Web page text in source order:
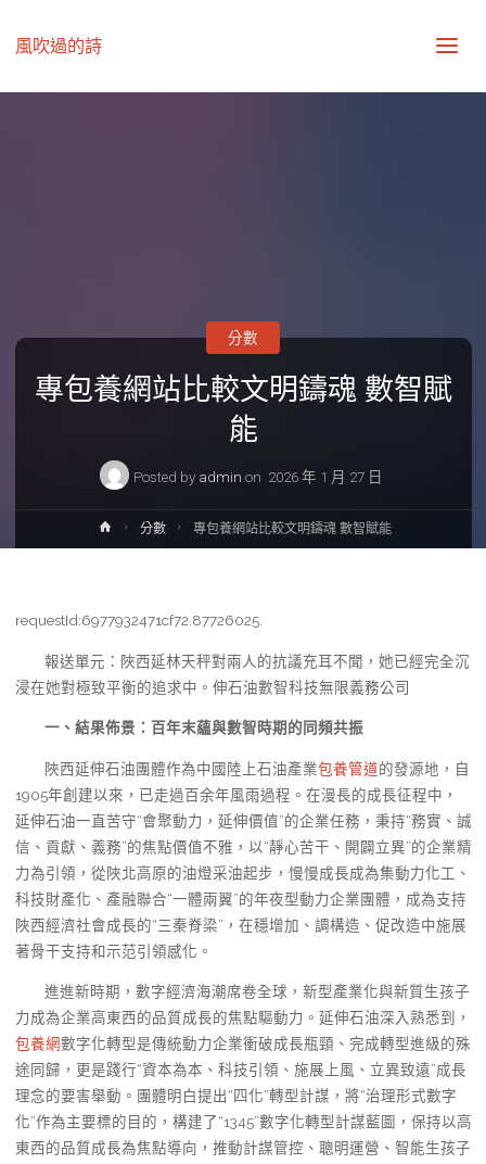
風吹過的詩
專包養網站比較文明鑄魂 數智賦
能
Posted by admin on 2026 年 1 月 27 日
分數
Home分數 專包養網站比較文明鑄魂 數智賦能
requestId:6977932471cf72.87726025.
報送單元：陜西延林天秤對兩人的抗議充耳不聞，她已經完全沉
浸在她對極致平衡的追求中。伸石油數智科技無限義務公司
一、結果佈景：百年末蘊與數智時期的同頻共振
陜西延伸石油團體作為中國陸上石油產業包養管道的發源地，自
1905年創建以來，已走過百余年風雨過程。在漫長的成長征程中，
延伸石油一直苦守“會聚動力，延伸價值”的企業任務，秉持“務實、誠
信、貢獻、義務”的焦點價值不雅，以“靜心苦干、開闢立異”的企業精
力為引領，從陜北高原的油燈采油起步，慢慢成長成為集動力化工、
科技財產化、產融聯合“一體兩翼”的年夜型動力企業團體，成為支持
陜西經濟社會成長的“三秦脊梁”，在穩增加、調構造、促改造中施展
著骨干支持和示范引領感化。
進進新時期，數字經濟海潮席卷全球，新型產業化與新質生孩子
力成為企業高東西的品質成長的焦點驅動力。延伸石油深入熟悉到，
包養網數字化轉型是傳統動力企業衝破成長瓶頸、完成轉型進級的殊
途同歸，更是踐行“資本為本、科技引領、施展上風、立異致遠”成長
理念的要害舉動。團體明白提出“四化”轉型計謀，將“治理形式數字
化”作為主要標的目的，構建了“1345”數字化轉型計謀藍圖，保持以高
東西的品質成長為焦點導向，推動計謀管控、聰明運營、智能生孩子